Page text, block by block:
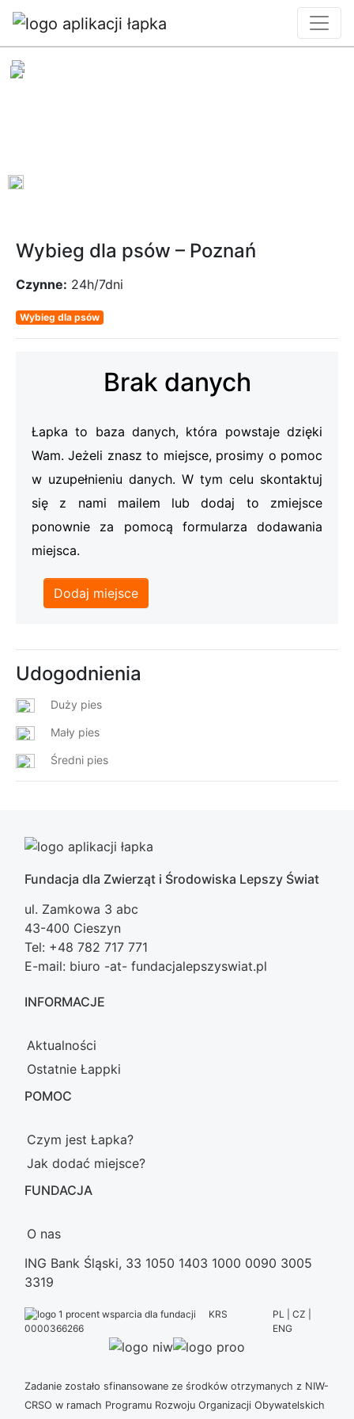
Wybieg dla psów – Poznań
Czynne: 24h/7dni
Wybieg dla psów
Brak danych
Łapka to baza danych, która powstaje dzięki
Wam. Jeżeli znasz to miejsce, prosimy o pomoc
w uzupełnieniu danych. W tym celu skontaktuj
się z nami mailem lub dodaj to zmiejsce
ponownie za pomocą formularza dodawania
miejsca.
Dodaj miejsce
Udogodnienia
Duży pies
Mały pies
Średni pies
Fundacja dla Zwierząt i Środowiska Lepszy Świat
ul. Zamkowa 3 abc
43-400 Cieszyn
Tel: +48 782 717 771
E-mail: biuro -at- fundacjalepszyswiat.pl
INFORMACJE
Aktualności
Ostatnie Łappki
POMOC
Czym jest Łapka?
Jak dodać miejsce?
FUNDACJA
O nas
ING Bank Śląski, 33 1050 1403 1000 0090 3005
3319
KRS
0000366266
PL | CZ |
ENG
Zadanie zostało sfinansowane ze środków otrzymanych z NIW-
CRSO w ramach Programu Rozwoju Organizacji Obywatelskich